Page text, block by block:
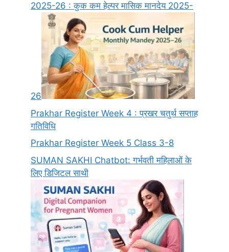
2025-26 : कुक कम हेल्पर मासिक मानदेय 2025-
26
Prakhar Register Week 4 : प्रखर चतुर्थ सप्ताह
गतिविधि
Prakhar Register Week 5 Class 3-8
SUMAN SAKHI Chatbot: गर्भवती महिलाओं के
लिए डिजिटल साथी